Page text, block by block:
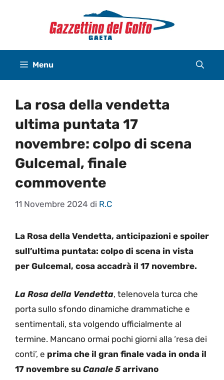
Menu
La rosa della vendetta
ultima puntata 17
novembre: colpo di scena
Gulcemal, finale
commovente
11 Novembre 2024 di R.C
La Rosa della Vendetta, anticipazioni e spoiler
sull’ultima puntata: colpo di scena in vista
per Gulcemal, cosa accadrà il 17 novembre.
La Rosa della Vendetta, telenovela turca che
porta sullo sfondo dinamiche drammatiche e
sentimentali, sta volgendo ufficialmente al
termine. Mancano ormai pochi giorni alla ‘resa dei
conti’, e prima che il gran finale vada in onda il
17 novembre su Canale 5 arrivano